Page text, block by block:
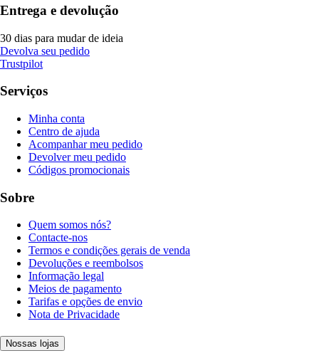
Entrega e devolução
30 dias para mudar de ideia
Devolva seu pedido
Trustpilot
Serviços
Minha conta
Centro de ajuda
Acompanhar meu pedido
Devolver meu pedido
Códigos promocionais
Sobre
Quem somos nós?
Contacte-nos
Termos e condições gerais de venda
Devoluções e reembolsos
Informação legal
Meios de pagamento
Tarifas e opções de envio
Nota de Privacidade
Nossas lojas